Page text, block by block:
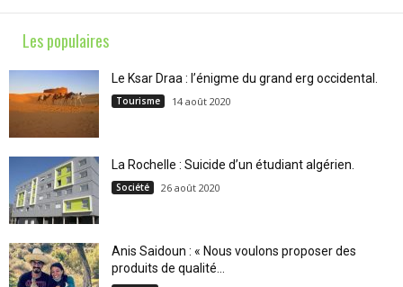
Les populaires
Le Ksar Draa : l’énigme du grand erg occidental.
Tourisme 14 août 2020
La Rochelle : Suicide d’un étudiant algérien.
Société 26 août 2020
Anis Saidoun : « Nous voulons proposer des
produits de qualité...